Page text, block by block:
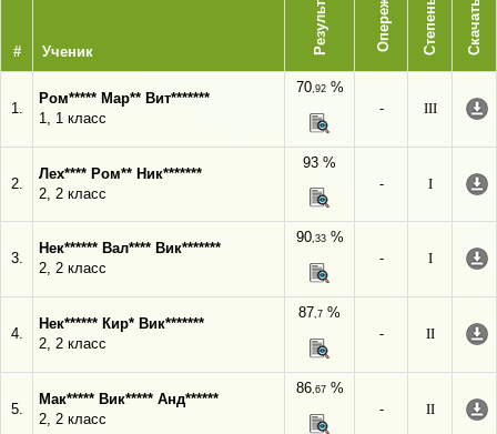
# Ученик Результат Степень Скачать
1.
Ром***** Мар** Вит*******
1, 1 класс
70,92%
-
III
2.
Лех**** Ром** Ник*******
2, 2 класс
93 %
-
I
3.
Нек****** Вал**** Вик*******
2, 2 класс
90,33%
-
I
4.
Нек****** Кир* Вик*******
2, 2 класс
87,7 %
-
II
5.
Мак***** Вик***** Анд******
2, 2 класс
86,67%
-
II